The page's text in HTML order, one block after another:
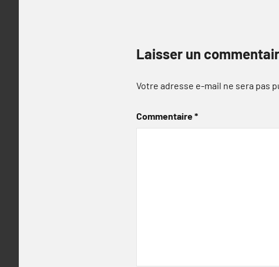
Laisser un
Votre adresse e-mail ne sera pas
Commentaire*